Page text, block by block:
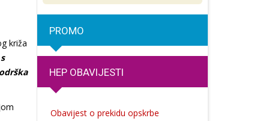
križa
PROMO
HEP OBAVIJESTI
Obavijest o prekidu opskrbe